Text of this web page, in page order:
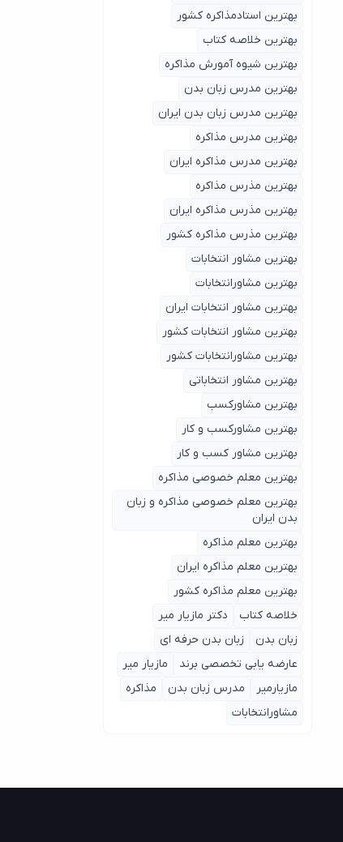
بهترین استادمذاکره کشور
بهترین خلاصه کتاب
بهترین شیوه آمورش مذاکره
بهترین مدرس زبان بدن
بهترین مدرس زبان بدن ایران
بهترین مدرس مذاکره
بهترین مدرس مذاکره ایران
بهترین مذرس مذاکره
بهترین مذرس مذاکره ایران
بهترین مذرس مذاکره کشور
بهترین مشاور انتخابات
بهترین مشاورانتخابات
بهترین مشاور انتخابات ایران
بهترین مشاور انتخابات کشور
بهترین مشاورانتخابات کشور
بهترین مشاور انتخاباتی
بهترین مشاورکسب
بهترین مشاورکسب و کار
بهترین مشاور کسب و کار
بهترین معلم خصوصی مذاکره
بهترین معلم خصوصی مذاکره و زبان
بدن ایران
بهترین معلم مذاکره
بهترین معلم مذاکره ایران
بهترین معلم مذاکره کشور
خلاصه کتاب
دکتر مازیار میر
زبان بدن
زبان بدن حرفه ای
عارضه یابی تخصصی برند
مازیار میر
مازیارمیر
مدرس زبان بدن
مذاکره
مشاورانتخابات